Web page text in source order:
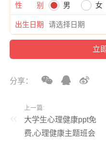
性 别 男 女
出生日期
分享：
上一篇:
大学生心理健康ppt免
费,心理健康主题班会